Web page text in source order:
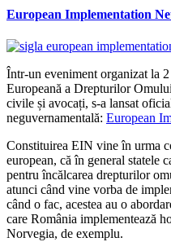
European Implementation
Într-un eveniment organizat la
Europeană a Drepturilor
civile și avocați, s-a lansat
neguvernamentală: European
Constituirea EIN vine în urma
european, că în general statele
pentru încălcarea drepturilor
atunci când vine vorba de
când o fac, acestea au o
care România implementează
Norvegia, de exemplu.